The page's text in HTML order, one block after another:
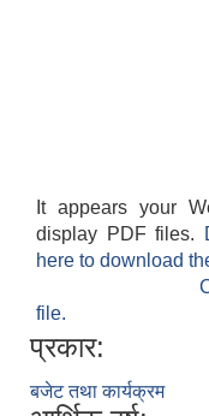
It appears your
display PDF files.
here to download
file.
प्रकार:
बजेट तथा कार्यक्रम